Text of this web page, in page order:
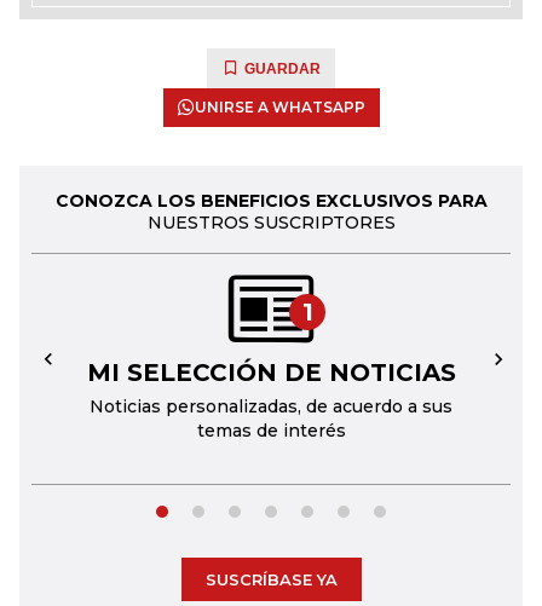
GUARDAR
UNIRSE A WHATSAPP
CONOZCA LOS BENEFICIOS EXCLUSIVOS PARA
NUESTROS SUSCRIPTORES
1
MI SELECCIÓN DE NOTICIAS
Noticias personalizadas, de acuerdo a sus
temas de interés
← →
SUSCRÍBASE YA